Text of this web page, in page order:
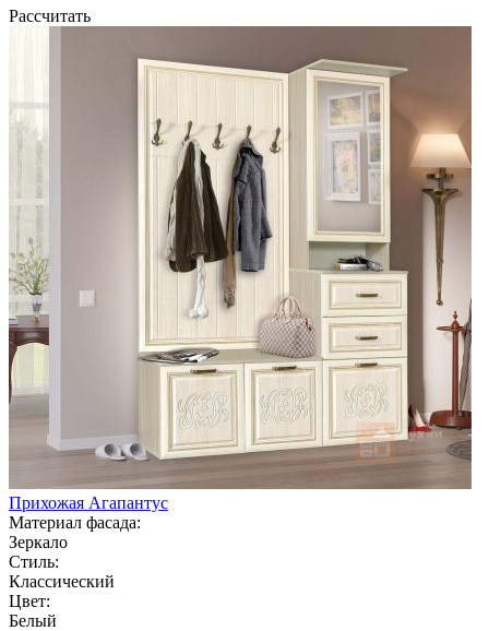
Рассчитать
Прихожая Агапантус
Материал фасада:
Зеркало
Стиль:
Классический
Цвет:
Белый